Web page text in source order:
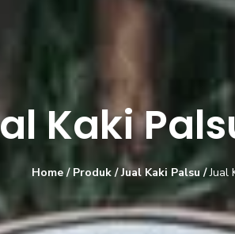
Kaki
Home / Produk /Jual Kaki Palsu/Jual